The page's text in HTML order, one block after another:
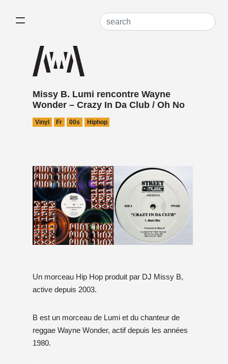
Missy B. Lumi rencontre Wayne
Wonder – Crazy In Da Club / Oh No
Vinyl Fr 00s Hiphop
Un morceau Hip Hop produit par DJ Missy B,
active depuis 2003.
B est un morceau de Lumi et du chanteur de
reggae Wayne Wonder, actif depuis les années
1980.